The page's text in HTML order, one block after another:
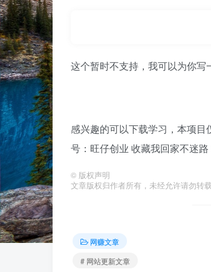
这个暂时不支持，我可以为你写
感兴趣的可以下载学习，本项
号：旺仔创业 收藏我回家不迷路
© 版权声明
文章版权归作者所有，未经允许请勿转载
网赚文章
# 网站更新文章